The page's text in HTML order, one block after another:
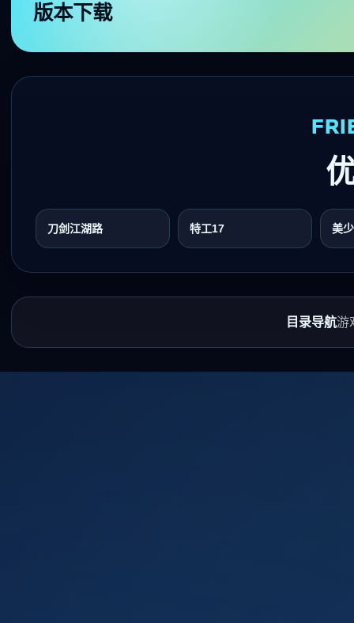
版本下载
刀剑江湖路 特工17 美
目录导航游